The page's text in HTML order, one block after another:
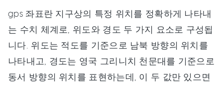
gps 좌표란 지구상의 특정 위치를 정확하게 나타내
는 수치 체계로, 위도와 경도 두 가지 요소로 구성됩
니다. 위도는 적도를 기준으로 남북 방향의 위치를
나타내고, 경도는 영국 그리니치 천문대를 기준으로
동서 방향의 위치를 표현하는데, 이 두 값만 있으면